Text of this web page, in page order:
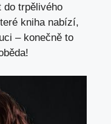
do trpělivého
kniha nabízí,
– konečně to